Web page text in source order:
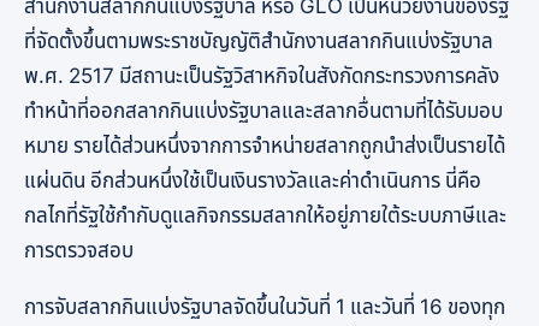
สำนักงานสลากกินแบ่งรัฐบาล หรือ GLO เป็นหน่วยงานของรัฐ
ที่จัดตั้งขึ้นตามพระราชบัญญัติสำนักงานสลากกินแบ่งรัฐบาล
พ.ศ. 2517 มีสถานะเป็นรัฐวิสาหกิจในสังกัดกระทรวงการคลัง
ทำหน้าที่ออกสลากกินแบ่งรัฐบาลและสลากอื่นตามที่ได้รับมอบ
หมาย รายได้ส่วนหนึ่งจากการจำหน่ายสลากถูกนำส่งเป็นรายได้
แผ่นดิน อีกส่วนหนึ่งใช้เป็นเงินรางวัลและค่าดำเนินการ นี่คือ
กลไกที่รัฐใช้กำกับดูแลกิจกรรมสลากให้อยู่ภายใต้ระบบภาษีและ
การตรวจสอบ
การจับสลากกินแบ่งรัฐบาลจัดขึ้นในวันที่ 1 และวันที่ 16 ของทุก